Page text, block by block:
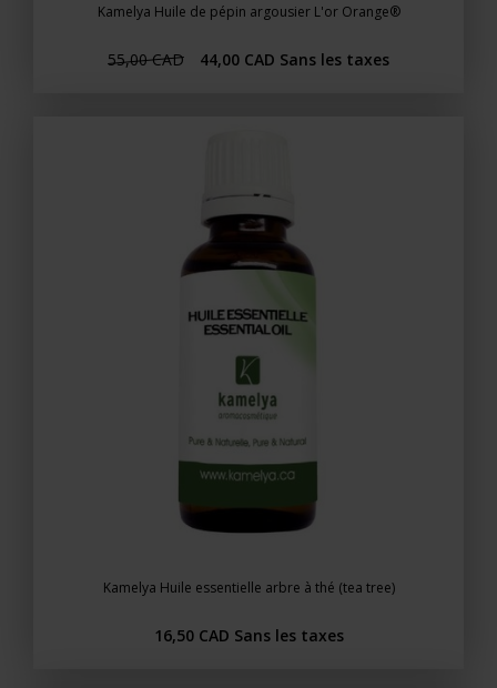
Kamelya Huile de pépin argousier L'or Orange®
55,00 CAD 44,00 CAD Sans les taxes
Kamelya Huile essentielle arbre à thé (tea tree)
16,50 CAD Sans les taxes